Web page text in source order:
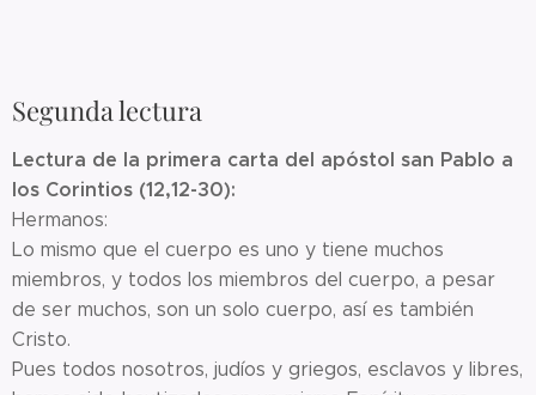
Segunda lectura
Lectura de la primera carta del apóstol san Pablo a
los Corintios (12,12-30):
Hermanos:
Lo mismo que el cuerpo es uno y tiene muchos
miembros, y todos los miembros del cuerpo, a pesar
de ser muchos, son un solo cuerpo, así es también
Cristo.
Pues todos nosotros, judíos y griegos, esclavos y libres,